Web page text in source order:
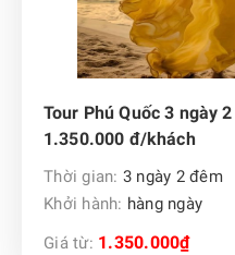
Tour Phú Quốc 3 ngày
1.350.000 đ/khách
Thời gian: 3 ngày 2 đêm
Khởi hành: hàng ngày
Giá từ: 1.350.000₫